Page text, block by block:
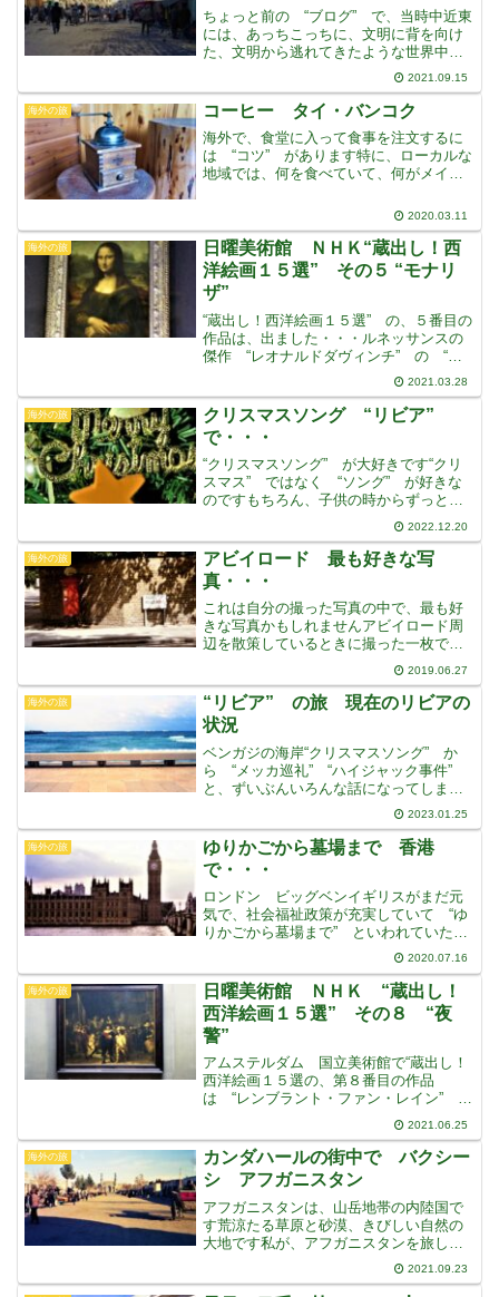
ちょっと前の “ブログ” で、当時中近東
には、あっちこっちに、文明に背を向け
た、文明から逃れてきたような世界中か
らの “ヒッピー” 達の溜まる街があり、
ホテルがあった・・・ということ書きま
したが “カブール” では “faruq hotel
2021.09.15
海外の旅 コーヒー タイ・バンコク
海外で、食堂に入って食事を注文するに
は “コツ” があります特に、ローカルな
地域では、何を食べていて、何がメイン
て、周りを見回し、みんなが食べている
ものを見て、店の人に “あれと同じもの
を・・・” と注文
2020.03.11
海外の旅
日曜美術館 ＮＨＫ“蔵出し！西
洋絵画１５選” その５ “モナリ
ザ”
“蔵出し！西洋絵画１５選” の、５番目の
作品は、出ました・・・ルネッサンスの
傑作 “レオナルドダヴィンチ” の “モ
ナリザ” です誰もが知ってる、世界で最
も知られた作品ですまあ、これを外す人
はいないでしょう・・・もちろん、パリ
の “ルーブル
2021.03.28
海外の旅
クリスマスソング “リビア”
で・・・
“クリスマスソング” が大好きです“クリ
スマス” ではなく “ソング” が好きな
のですもちろん、子供の時からずっと聞
いています数えきれない名曲があり、何
人もの歌手が歌っています何しろ、クリ
スマスソングです・・・期間限定です、
この時期にしか聞
2022.12.20
海外の旅
アビイロード 最も好きな写
真・・・
これは自分の撮った写真の中で、最も好
きな写真かもしれませんアビイロード周
辺を散策しているときに撮った一枚で
す。バックのレンガの壁もレコードジャ
ケットの裏に使われていますよね写真は
素人で自己流ですが、自分で撮った写真
を載せていきたいと思います
2019.06.27
海外の旅
“リビア” の旅 現在のリビアの
状況
ベンガジの海岸“クリスマスソング” か
ら “メッカ巡礼” “ハイジャック事件”
と、ずいぶんいろんな話になってしまい
ましたチュニスからシチリアへは、それ
から十数年後、逆コースを船でかみさん
と二人で、渡ることになりましたイタリ
ア滞在中、あまり
2023.01.25
海外の旅
ゆりかごから墓場まで 香港
で・・・
ロンドン ビッグベンイギリスがまだ元
気で、社会福祉政策が充実していて “ゆ
りかごから墓場まで” といわれていた頃
の話です当時はもちろん、香港はまだイ
ギリスの植民地で、中国に返還される前
のことですその香港でのことです
が、“目” にばい菌でも入
2020.07.16
海外の旅
日曜美術館 ＮＨＫ “蔵出し！
西洋絵画１５選” その８ “夜
警”
アムステルダム 国立美術館で“蔵出し！
西洋絵画１５選の、第８番目の作品
は “レンブラント・ファン・レイン”
の “夜警” ですオランダの国宝とされて
いる絵画です オランダ・アムステルダ
ムの “国立美術館” に展示されています
世界で最も知られ
2021.06.25
海外の旅
カンダハールの街中で バクシー
シ アフガニスタン
アフガニスタンは、山岳地帯の内陸国で
す荒涼たる草原と砂漠、きびしい自然の
大地です私が、アフガニスタンを旅した
のは冬でしたたしか、一月から二月頃だ
ったと思います雲一つない快晴で、眩し
2021.09.23